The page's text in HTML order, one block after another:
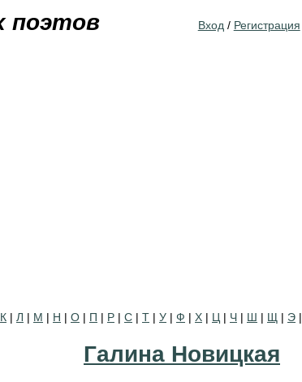
поэтов Вход / Регистрация
К | Л | М | Н | О | П | Р | С | Т | У | Ф | Х | Ц | Ч | Ш | Щ | Э |
Галина Новицкая